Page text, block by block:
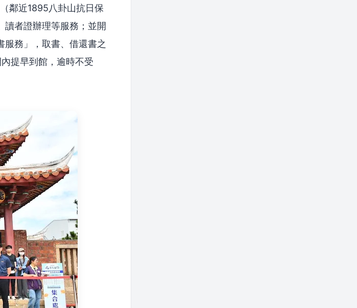
鄰近1895八卦山抗日保
讀者證辦理等服務；並開
務」，取書、借還書之
提早到館，逾時不受